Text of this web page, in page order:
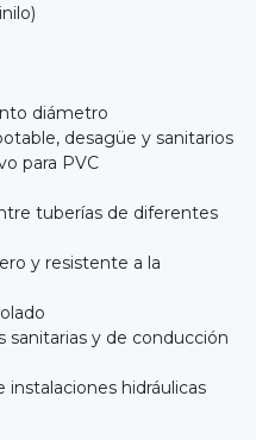
diámetro
desagüe y sanitarios
para PVC
tuberías de diferentes
y resistente a la
sanitarias y de conducción
instalaciones hidráulicas